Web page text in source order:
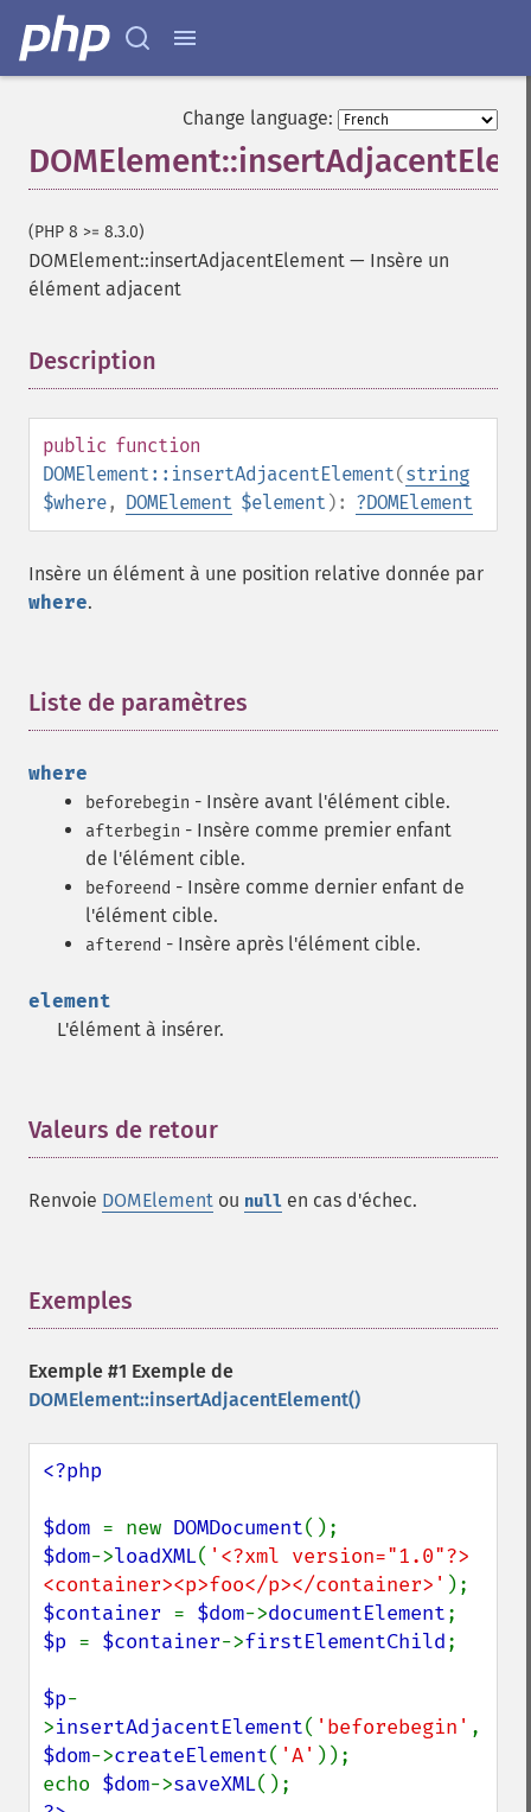
Change language:
(PHP 8 >= 8.3.0)
DOMElement::insertAdjacentElement — Insère un
élément adjacent
Description
public function
DOMElement::insertAdjacentElement(string
$where, DOMElement $element ): ?DOMElement
Insère un élément à une position relative donnée par
where.
Liste de paramètres
where
beforebegin - Insère avant l'élément cible.
afterbegin - Insère comme premier enfant
de l'élément cible.
beforeend - Insère comme dernier enfant de
l'élément cible.
afterend - Insère après l'élément cible.
element
L'élément à insérer.
Valeurs de retour
Renvoie DOMElement ou null en cas d'échec.
Exemples
Exemple #1 Exemple de
DOMElement::insertAdjacentElement()
<?php
$dom = new DOMDocument
$dom->loadXML( '<?xml version="1.0"?>
<container><p>foo</p></container>'
$container = $dom->documentElement
$p = $container->firstElementChild;
$p-
>insertAdjacentElement( 'beforebegin'
$dom->createElement( 'A' ));
echo $dom->saveXML